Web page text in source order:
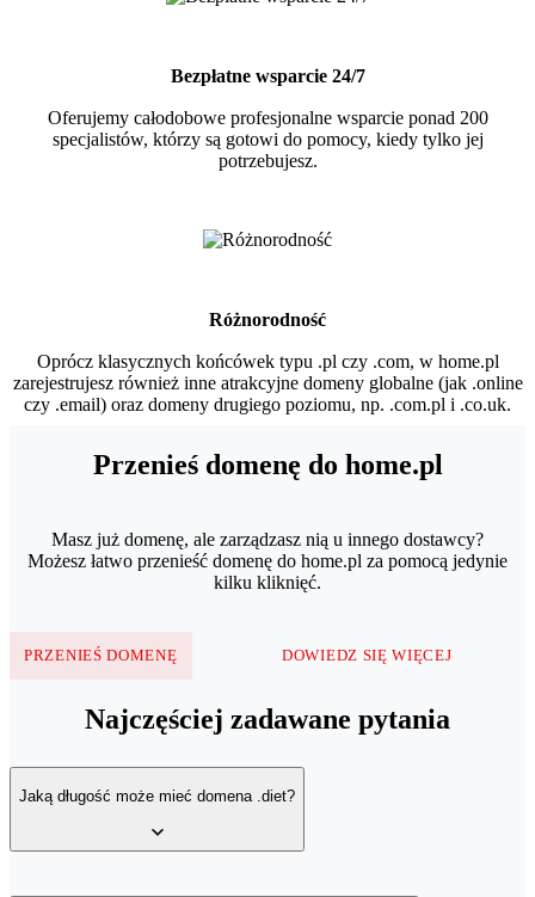
Bezpłatne wsparcie 24/7
Oferujemy całodobowe profesjonalne wsparcie ponad 200
specjalistów, którzy są gotowi do pomocy, kiedy tylko jej
potrzebujesz.
Różnorodność
Oprócz klasycznych końcówek typu .pl czy .com, w home.pl
zarejestrujesz również inne atrakcyjne domeny globalne (jak .online
czy .email) oraz domeny drugiego poziomu, np. .com.pl i .co.uk.
Przenieś domenę do home.pl
Masz już domenę, ale zarządzasz nią u innego dostawcy?
Możesz łatwo przenieść domenę do home.pl za pomocą jedynie
kilku kliknięć.
PRZENIEŚ DOMENĘ DOWIEDZ SIĘ WIĘCEJ
Najczęściej zadawane pytania
Jaką długość może mieć domena .diet?